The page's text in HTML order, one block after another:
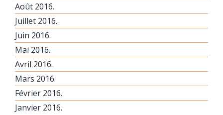
Août 2016.
Juillet 2016.
Juin 2016.
Mai 2016.
Avril 2016.
Mars 2016.
Février 2016.
Janvier 2016.